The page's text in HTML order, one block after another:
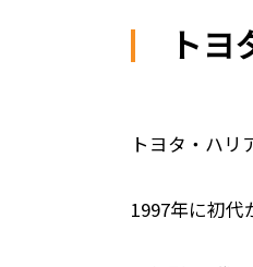
トヨ
トヨタ・ハリ
1997年に初代